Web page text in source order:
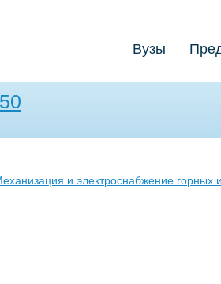
Вузы
и электроснабжение горных